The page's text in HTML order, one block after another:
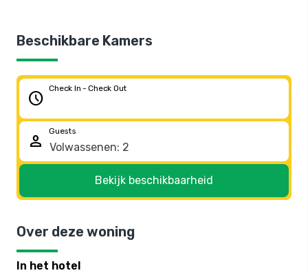
Beschikbare Kamers
schedule
Check In - Check Out
person
Guests
Bekijk beschikbaarheid
Over deze woning
In het hotel